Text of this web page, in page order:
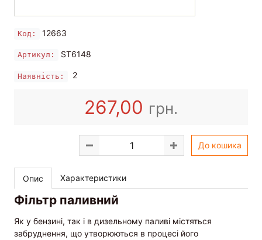
Код: 12663
Артикул: ST6148
Наявність: 2
267,00 грн.
До кошика
Опис Характеристики
Фільтр паливний
Як у бензині, так і в дизельному паливі містяться
забруднення, що утворюються в процесі його